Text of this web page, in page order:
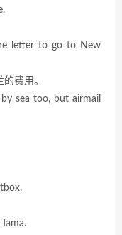
letter to go to New
费用。
sea too, but airmail